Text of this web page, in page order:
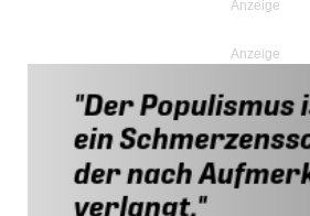
Anzeige